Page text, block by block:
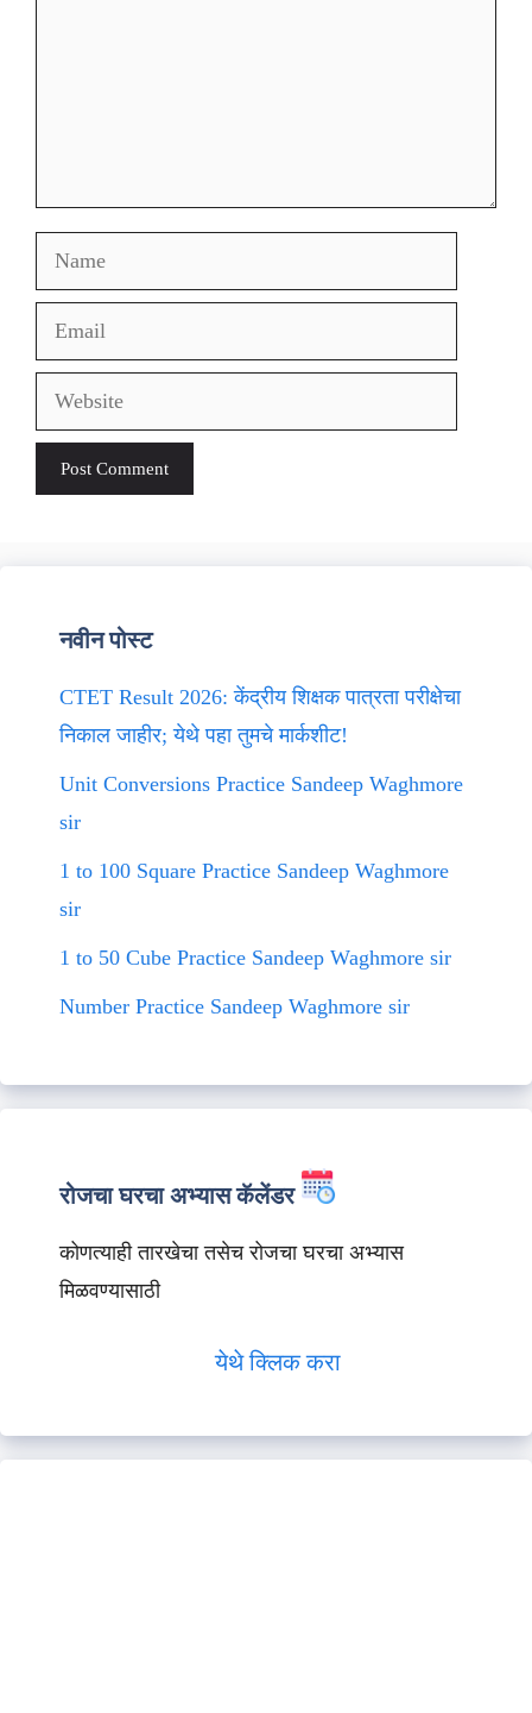
Name
Email
Website
नवीन पोस्ट
CTET Result 2026: केंद्रीय शिक्षक पात्रता परीक्षेचा
निकाल जाहीर; येथे पहा तुमचे मार्कशीट!
Unit Conversions Practice Sandeep Waghmore
sir
1 to 100 Square Practice Sandeep Waghmore
sir
1 to 50 Cube Practice Sandeep Waghmore sir
Number Practice Sandeep Waghmore sir
रोजचा घरचा अभ्यास कॅलेंडर
कोणत्याही तारखेचा तसेच रोजचा घरचा अभ्यास
मिळवण्यासाठी
येथे क्लिक करा